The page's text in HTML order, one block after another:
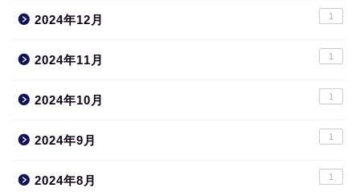
2024年12月 1
2024年11月 1
2024年10月 1
2024年9月 1
2024年8月 1